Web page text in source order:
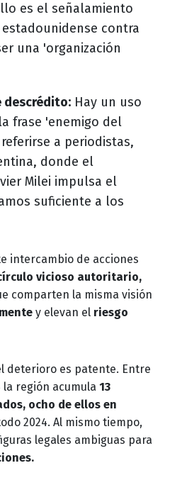
es el señalamiento
contra
una 'organización
descrédito: Hay un uso
frase 'enemigo del
a periodistas,
donde el
Milei impulsa el
suficiente a los
intercambio de acciones
vicioso autoritario,
comparten la misma visión
y elevan el riesgo
deterioro es patente. Entre
la región acumula 13
ocho de ellos en
2024. Al mismo tiempo,
legales ambiguas para